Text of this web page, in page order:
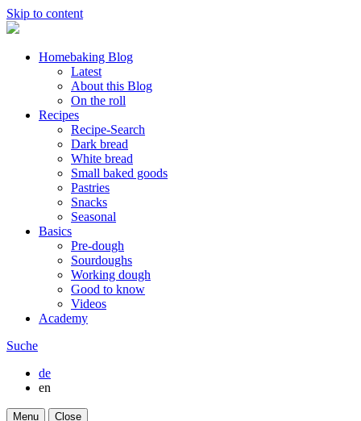
Skip to content
Homebaking Blog
Latest
About this Blog
On the roll
Recipes
Recipe-Search
Dark bread
White bread
Small baked goods
Pastries
Snacks
Seasonal
Basics
Pre-dough
Sourdoughs
Working dough
Good to know
Videos
Academy
Suche
de
en
Menu Close